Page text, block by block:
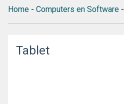
Home - Computers en Software -
Tablet